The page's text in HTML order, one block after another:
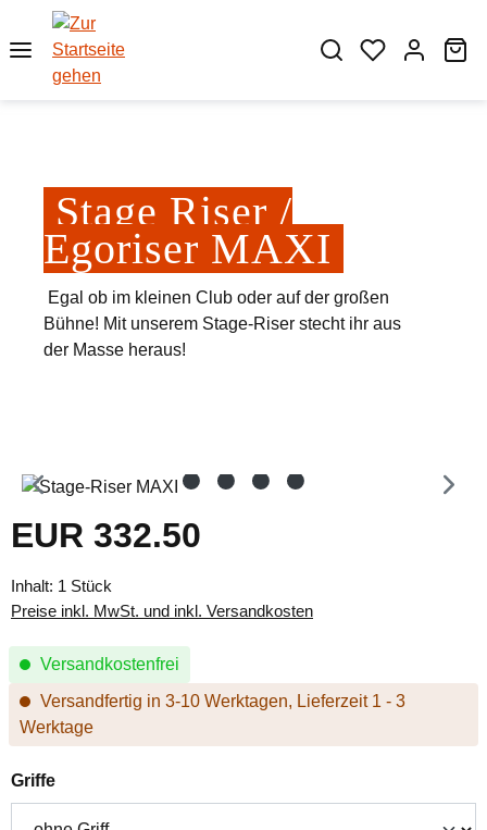
Zum Hauptinhalt springen
Stage Riser /
Egoriser MAXI
Egal ob im kleinen Club oder auf der großen
Bühne! Mit unserem Stage-Riser stecht ihr aus
der Masse heraus!
Bildergalerie überspringen
Regulärer Preis:
EUR 332.50
Inhalt: 1 Stück
Preise inkl. MwSt. und inkl. Versandkosten
Versandkostenfrei
Versandfertig in 3-10 Werktagen, Lieferzeit 1 - 3
Werktage
Griffeauswählen